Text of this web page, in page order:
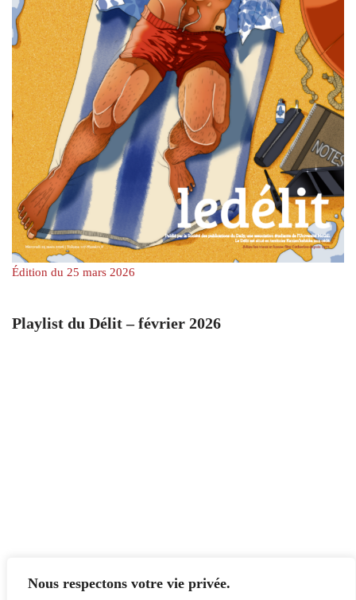
Nous respectons votre vie privée.
Édition du 25 mars 2026
Playlist du Délit – février 2026